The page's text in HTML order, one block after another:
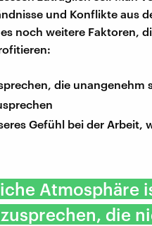
und Konflikte aus
noch weitere Faktoren,
die unangenehm
Gefühl bei der Arbeit,
Atmosphäre
die